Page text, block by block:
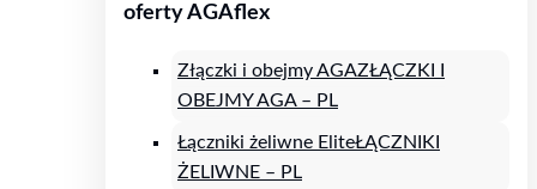
oferty AGAflex
Złączki i obejmy AGAZŁĄCZKI I
OBEJMY AGA – PL
Łączniki żeliwne EliteŁĄCZNIKI
ŻELIWNE – PL